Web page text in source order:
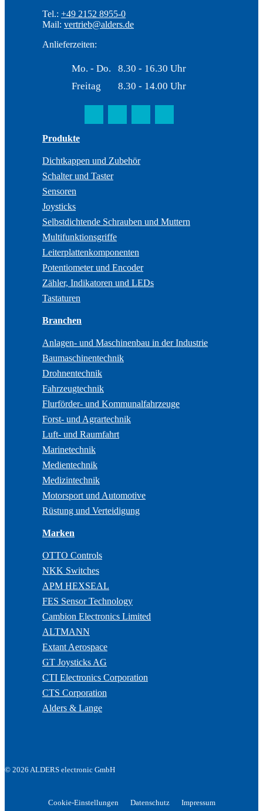
Tel.: +49 2152 8955-0
Mail: vertrieb@alders.de
Anlieferzeiten:
Mo. - Do.
8.30 - 16.30 Uhr
Freitag
8.30 - 14.00 Uhr
Produkte
Dichtkappen und Zubehör
Schalter und Taster
Sensoren
Joysticks
Selbstdichtende Schrauben und Muttern
Multifunktionsgriffe
Leiterplattenkomponenten
Potentiometer und Encoder
Zähler, Indikatoren und LEDs
Tastaturen
Branchen
Anlagen- und Maschinenbau in der Industrie
Baumaschinentechnik
Drohnentechnik
Fahrzeugtechnik
Flurförder- und Kommunalfahrzeuge
Forst- und Agrartechnik
Luft- und Raumfahrt
Marinetechnik
Medientechnik
Medizintechnik
Motorsport und Automotive
Rüstung und Verteidigung
Marken
OTTO Controls
NKK Switches
APM HEXSEAL
FES Sensor Technology
Cambion Electronics Limited
ALTMANN
Extant Aerospace
GT Joysticks AG
CTI Electronics Corporation
CTS Corporation
Alders & Lange
© 2026 ALDERS electronic GmbH
Cookie-Einstellungen Datenschutz Impressum